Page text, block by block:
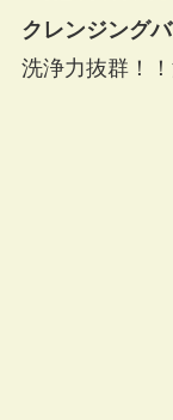
クレンジングバ
洗浄力抜群！